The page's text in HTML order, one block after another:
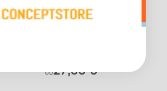
Top bewertet
ab27,99 €